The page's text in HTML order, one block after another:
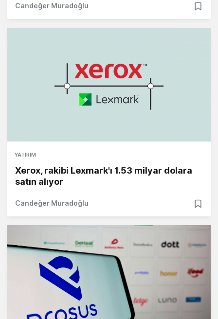
Candeğer Muradoğlu
YATIRIM
Xerox, rakibi Lexmark'ı 1.53 milyar dolara
satın alıyor
Candeğer Muradoğlu